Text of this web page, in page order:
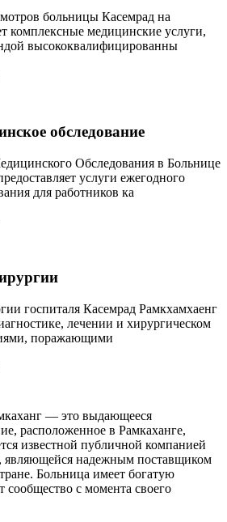
больницы Касемрад на
комплексные медицинские услуги,
высококвалифицированны
обследование
Обследования в Больнице
услуги ежегодного
для работников ка
госпиталя Касемрад Рамкхамхаенг
лечении и хирургическом
поражающими
— это выдающееся
расположенное в Рамкаханге,
известной публичной компанией
являющейся надежным поставщиком
Больница имеет богатую
с момента своего